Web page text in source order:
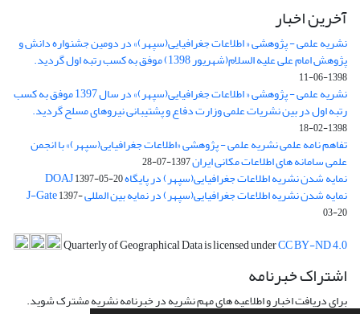
آخرین اخبار
نشریه علمی - پژوهشی « اطلاعات جغرافیایی(سپهر)» در دومین جشنواره دانش و
پژوهش امام علی علیه السلام(شهریور 1398) موفق به کسب رتبه اول گردید.
1398-06-11
نشریه علمی - پژوهشی « اطلاعات جغرافیایی(سپهر)» در سال 1397 موفق به کسب
رتبه اول در بین نشریات علمی وزارت دفاع و پشتیبانی نیروهای مسلح گردید.
1398-02-18
تفاهم نامه علمی نشریه علمی - پژوهشی «اطلاعات جغرافیایی(سپهر)» با انجمن
علمی سامانه های اطلاعات مکانی ایران1397-07-28
نمایه شدن نشریه اطلاعات جغرافیایی(سپهر) در پایگاه DOAJ1397-05-20
نمایه شدن نشریه اطلاعات جغرافیایی(سپهر) در نمایه بین المللی J-Gate1397-
03-20
Quarterly of Geographical Data is licensed underCC BY-ND 4.0
اشتراک خبرنامه
برای دریافت اخبار و اطلاعیه های مهم نشریه در خبرنامه نشریه مشترک شوید.